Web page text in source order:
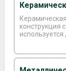
Керамическая
конструкция